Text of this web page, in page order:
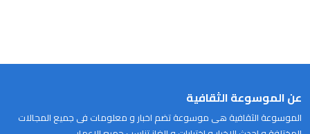
عن الموسوعة الثقافية
الموسوعة الثقافية هى موسوعة تضم اخبار و معلومات فى جميع المجالات